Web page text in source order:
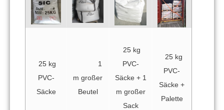
25 kg
PVC-
Säcke
1
m großer
Beutel
25 kg
PVC-
Säcke + 1
m großer
Sack
25 kg
PVC-
Säcke +
Palette